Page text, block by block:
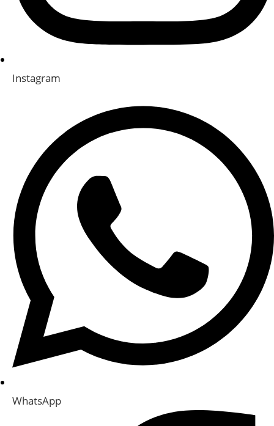
Instagram
WhatsApp